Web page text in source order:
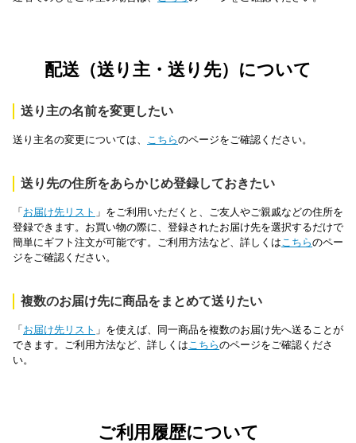
配送（送り主・送り先）について
送り主の名前を変更したい
送り主名の変更については、 こちらのページをご確認ください。
送り先の住所をあらかじめ登録しておきたい
「 お届け先リスト 」をご利用いただくと、ご友人やご親戚などの住所を
登録できます。お買い物の際に、登録されたお届け先を選択するだけで
簡単にギフト注文が可能です。ご利用方法など、詳しくは こちらのペー
ジをご確認ください。
複数のお届け先に商品をまとめて送りたい
「 お届け先リスト 」を使えば、同一商品を複数のお届け先へ送ることが
できます。ご利用方法など、詳しくは こちらのページをご確認くださ
い。
ご利用履歴について